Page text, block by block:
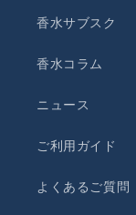
香水サブスク
香水コラム
ニュース
ご利用ガイド
よくあるご質問